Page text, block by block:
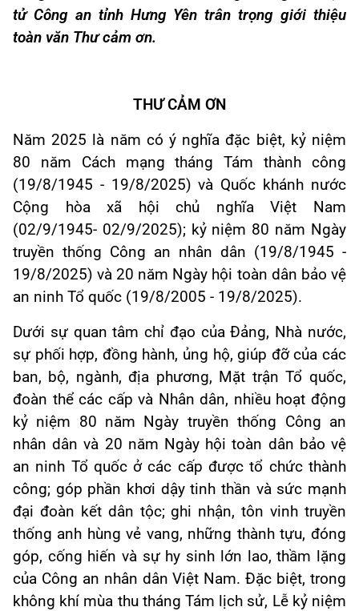
tử Công an tỉnh Hưng Yên trân trọng giới thiệu
toàn văn Thư cảm ơn.
THƯ CẢM ƠN
Năm 2025 là năm có ý nghĩa đặc biệt, kỷ niệm
80 năm Cách mạng tháng Tám thành công
(19/8/1945 - 19/8/2025) và Quốc khánh nước
Cộng hòa xã hội chủ nghĩa Việt Nam
(02/9/1945- 02/9/2025); kỷ niệm 80 năm Ngày
truyền thống Công an nhân dân (19/8/1945 -
19/8/2025) và 20 năm Ngày hội toàn dân bảo vệ
an ninh Tổ quốc (19/8/2005 - 19/8/2025).
Dưới sự quan tâm chỉ đạo của Đảng, Nhà nước,
sự phối hợp, đồng hành, ủng hộ, giúp đỡ của các
ban, bộ, ngành, địa phương, Mặt trận Tổ quốc,
đoàn thể các cấp và Nhân dân, nhiều hoạt động
kỷ niệm 80 năm Ngày truyền thống Công an
nhân dân và 20 năm Ngày hội toàn dân bảo vệ
an ninh Tổ quốc ở các cấp được tổ chức thành
công; góp phần khơi dậy tinh thần và sức mạnh
đại đoàn kết dân tộc; ghi nhận, tôn vinh truyền
thống anh hùng vẻ vang, những thành tựu, đóng
góp, cống hiến và sự hy sinh lớn lao, thầm lặng
của Công an nhân dân Việt Nam. Đặc biệt, trong
không khí mùa thu tháng Tám lịch sử, Lễ kỷ niệm